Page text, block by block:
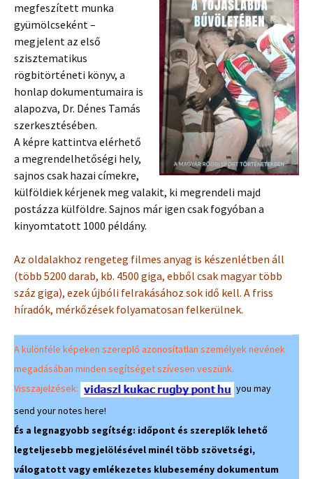
megfeszített munka
gyümölcseként –
megjelent az első
szisztematikus
rögbitörténeti könyv, a
honlap dokumentumaira is
alapozva, Dr. Dénes Tamás
szerkesztésében.
A képre kattintva elérhető
a megrendelhetőségi hely,
sajnos csak hazai címekre,
külföldiek kérjenek meg valakit, ki megrendeli majd
postázza külföldre. Sajnos már igen csak fogyóban a
kinyomtatott 1000 példány.
Az oldalakhoz rengeteg filmes anyag is készenlétben áll
(több 5200 darab, kb. 4500 giga, ebből csak magyar több
száz giga), ezek újbóli felrakásához sok idő kell. A friss
híradók, mérkőzések folyamatosan felkerülnek.
A különféle képeken szereplő azonosítatlan személyek nevének
megadásában minden segítséget szívesen veszünk.
Visszajelzések:
you may
send your notes here!
És a legnagyobb segítség: időpont és szereplők lehető
legteljesebb megjelölésével minél több szövetségi,
válogatott vagy emlékezetes klubesemény dokumentum